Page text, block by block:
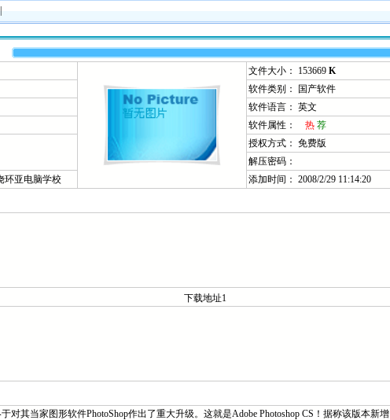
文件大小： 153669 K
软件类别： 国产软件
软件语言： 英文
软件属性： 热 荐
授权方式： 免费版
解压密码：
环亚电脑学校
添加时间： 2008/2/29 11:14:20
下载地址1
对其当家图形软件PhotoShop作出了重大升级。这就是Adobe Photoshop CS！据称该版本新增